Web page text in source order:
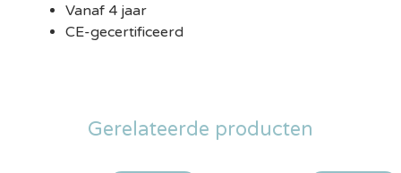
Vanaf 4 jaar
CE-gecertificeerd
Gerelateerde producten